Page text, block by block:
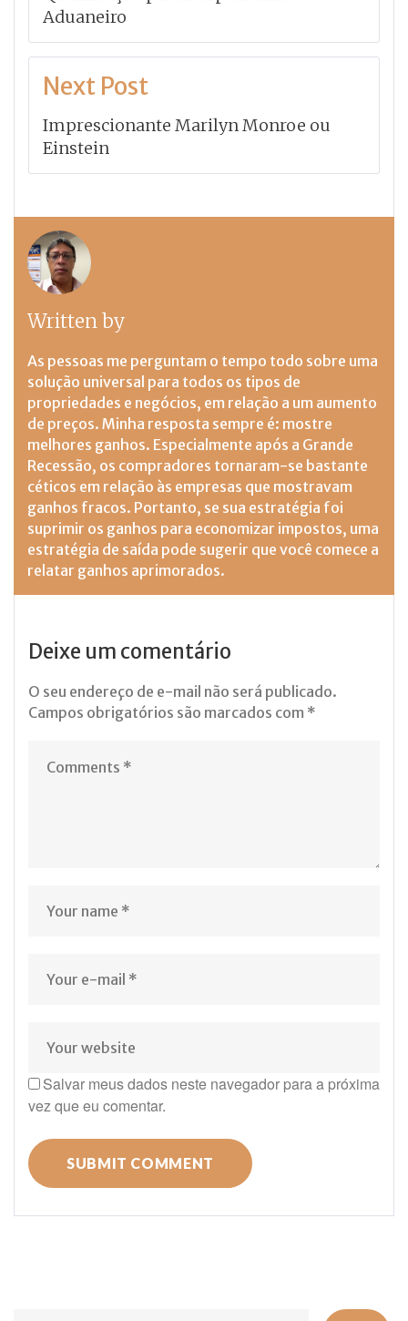
Post
Aduaneiro
Next Post
Imprescionante Marilyn Monroe ou
Einstein
Written by
As pessoas me perguntam o tempo todo sobre uma
solução universal para todos os tipos de
propriedades e negócios, em relação a um aumento
de preços. Minha resposta sempre é: mostre
melhores ganhos. Especialmente após a Grande
Recessão, os compradores tornaram-se bastante
céticos em relação às empresas que mostravam
ganhos fracos. Portanto, se sua estratégia foi
suprimir os ganhos para economizar impostos, uma
estratégia de saída pode sugerir que você comece a
relatar ganhos aprimorados.
Deixe um comentário
O seu endereço de e-mail não será publicado.
Campos obrigatórios são marcados com *
Salvar meus dados neste navegador para a próxima
vez que eu comentar.